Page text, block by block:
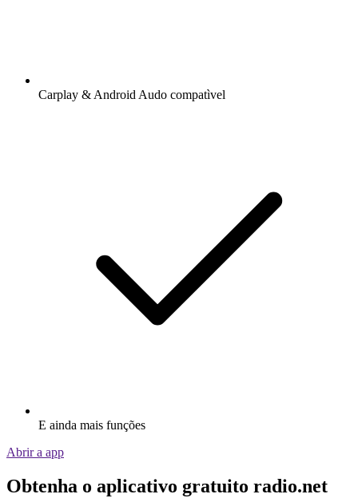
Carplay & Android Audo compatìvel
E ainda mais funções
Abrir a app
Obtenha o aplicativo gratuito radio.net